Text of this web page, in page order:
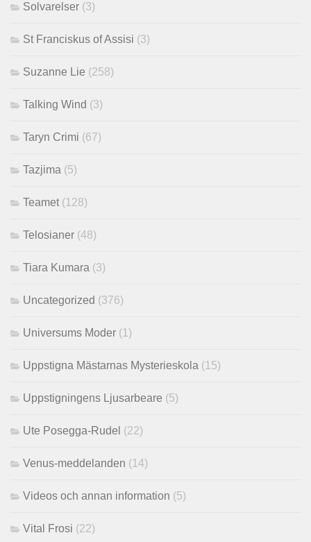
Solvarelser (3)
St Franciskus of Assisi (3)
Suzanne Lie (258)
Talking Wind (3)
Taryn Crimi (67)
Tazjima (5)
Teamet (128)
Telosianer (48)
Tiara Kumara (3)
Uncategorized (376)
Universums Moder (1)
Uppstigna Mästarnas Mysterieskola (15)
Uppstigningens Ljusarbeare (5)
Ute Posegga-Rudel (22)
Venus-meddelanden (14)
Videos och annan information (5)
Vital Frosi (22)